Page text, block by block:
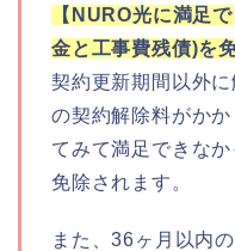
【NURO光に満足
金と工事費残債)を
契約更新期間以外
の契約解除料がか
てみて満足できな
免除されます。
また、36ヶ月以内